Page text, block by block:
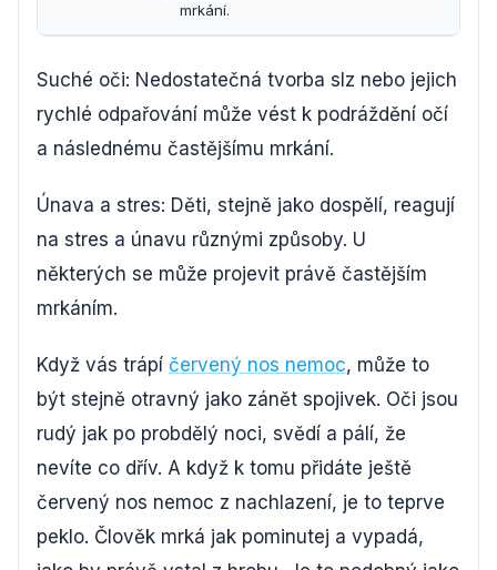
mrkání.
Suché oči: Nedostatečná tvorba slz nebo jejich
rychlé odpařování může vést k podráždění očí
a následnému častějšímu mrkání.
Únava a stres: Děti, stejně jako dospělí, reagují
na stres a únavu různými způsoby. U
některých se může projevit právě častějším
mrkáním.
Když vás trápí červený nos nemoc, může to
být stejně otravný jako zánět spojivek. Oči jsou
rudý jak po probdělý noci, svědí a pálí, že
nevíte co dřív. A když k tomu přidáte ještě
červený nos nemoc z nachlazení, je to teprve
peklo. Člověk mrká jak pominutej a vypadá,